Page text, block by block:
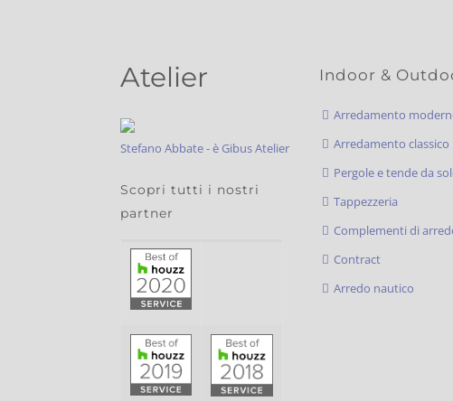
Atelier
Stefano Abbate - è Gibus Atelier
Scopri tutti i nostri
partner
Indoor &
Arredamento
Arredamento classico
Pergole e tende da
Tappezzeria
Complementi di
Contract
Arredo nautico